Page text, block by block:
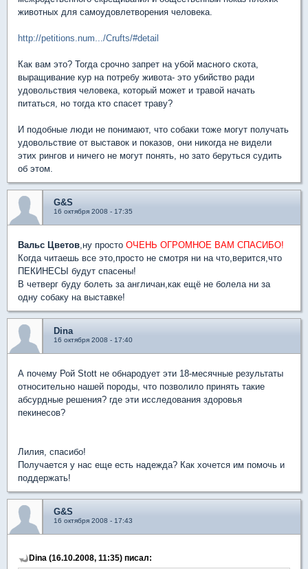
животных для самоудовлетворения человека.
http://petitions.num.../Crufts/#detail
Как вам это? Тогда срочно запрет на убой масного скота,
выращивание кур на потребу живота- это убийство ради
удовольствия человека, который может и травой начать
питаться, но тогда кто спасет траву?
И подобные люди не понимают, что собаки тоже могут получать
удовольствие от выставок и показов, они никогда не видели
этих рингов и ничего не могут понять, но зато беруться судить
об этом.
G&S
16 октября 2008 - 17:35
Вальс Цветов,ну просто ОЧЕНЬ ОГРОМНОЕ ВАМ СПАСИБО!
Когда читаешь все это,просто не смотря ни на что,верится,что
ПЕКИНЕСЫ будут спасены!
В четверг буду болеть за англичан,как ещё не болела ни за
одну собаку на выставке!
Dina
16 октября 2008 - 17:40
А почему Рой Stott не обнародует эти 18-месячные результаты
относительно нашей породы, что позволило принять такие
абсурдные решения? где эти исследования здоровья
пекинесов?
Лилия, спасибо!
Получается у нас еще есть надежда? Как хочется им помочь и
поддержать!
G&S
16 октября 2008 - 17:43
Dina (16.10.2008, 11:35) писал: